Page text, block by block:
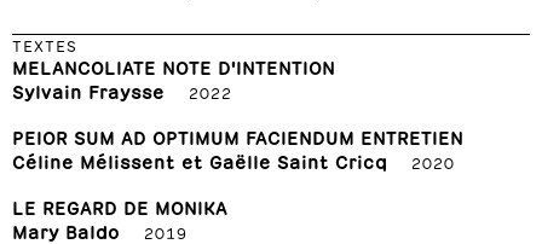
TEXTES
MELANCOLIATE NOTE D'INTENTION
Sylvain Fraysse
2022
PEIOR SUM AD OPTIMUM FACIENDUM ENTRETIEN
Céline Mélissent et Gaëlle Saint Cricq
2020
LE REGARD DE MONIKA
Mary Baldo
2019